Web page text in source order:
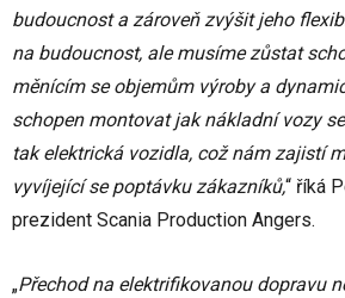
budoucnost a zároveň zvýšit jeho
na budoucnost, ale musíme zůstat
měnícím se objemům výroby a
schopen montovat jak nákladní vozy
tak elektrická vozidla, což nám zajistí
vyvíjející se poptávku zákazníků,“ říká
prezident Scania Production Angers.
„Přechod na elektrifikovanou dopravu